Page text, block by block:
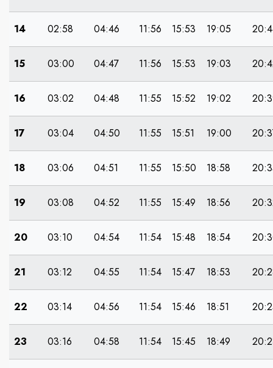
14 02:58 04:46 11:56 15:53 19:05
15 03:00 04:47 11:56 15:53 19:03
16 03:02 04:48 11:55 15:52 19:02
17 03:04 04:50 11:55 15:51 19:00
18 03:06 04:51 11:55 15:50 18:58
19 03:08 04:52 11:55 15:49 18:56
20 03:10 04:54 11:54 15:48 18:54
21 03:12 04:55 11:54 15:47 18:53
22 03:14 04:56 11:54 15:46 18:51
23 03:16 04:58 11:54 15:45 18:49